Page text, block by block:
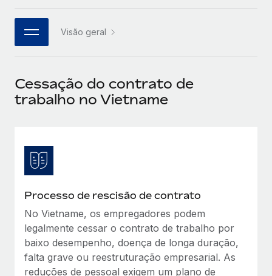
Reverse Tech at a glance Health and wellness startup,
Reverse Tech, partnered with Remote to manage...
한국어
中文（简体）
Visão geral
Cessação do contrato de
trabalho no Vietname
Processo de rescisão de contrato
No Vietname, os empregadores podem
legalmente cessar o contrato de trabalho por
baixo desempenho, doença de longa duração,
falta grave ou reestruturação empresarial. As
reduções de pessoal exigem um plano de